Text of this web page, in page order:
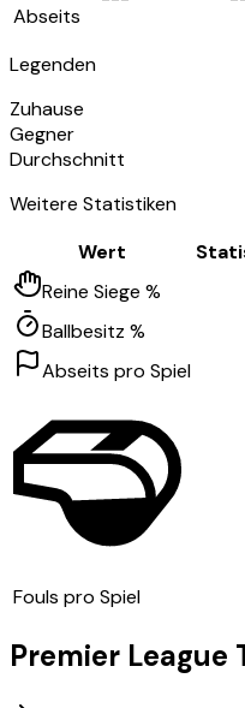
Abseits
Legenden
Zuhause
Gegner
Durchschnitt
Weitere Statistiken
Wert
Reine Siege %
Ballbesitz %
Abseits pro Spiel
Fouls pro Spiel
Premier League